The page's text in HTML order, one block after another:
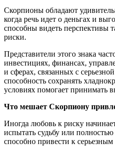
Скорпионы обладают
когда речь идет о деньгах и
способны видеть перспективы
риски.
Представители этого знака
инвестициях, финансах,
и сферах, связанных с
способность сохранять
условиях помогает принимать
Что мешает Скорпиону
Иногда любовь к риску
испытать судьбу или
способно привести к серьезным